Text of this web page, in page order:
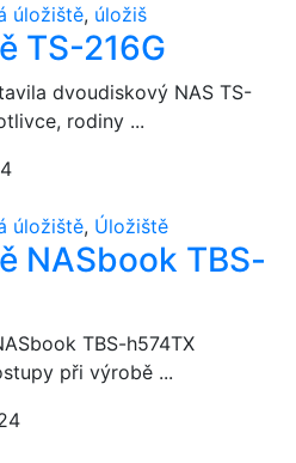
úložiště, úložiš
TS-216G
dvoudiskový NAS TS-
rodiny ...
úložiště, Úložiště
NASbook TBS-
TBS-h574TX
při výrobě ...